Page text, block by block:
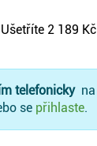
Ušetříte 2 189 Kč
telefonicky na
se přihlaste.